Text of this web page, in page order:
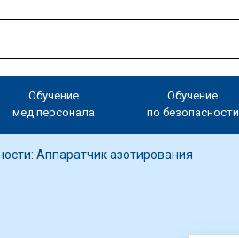
Обучение
мед персонала
Обучение
по безопасности
Аппаратчик азотирования